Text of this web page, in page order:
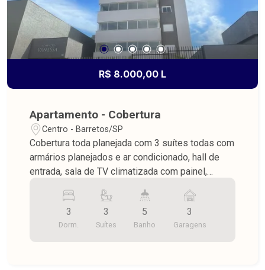
R$ 8.000,00 L
Apartamento - Cobertura
Centro - Barretos/SP
Cobertura toda planejada com 3 suítes todas com
armários planejados e ar condicionado, hall de
entrada, sala de TV climatizada com painel,
armários planejados, copa e cozinha climatizadas
e integradas com armários planejados, lavanderia
com planejados, w.c. para funcionário, despensa
3
Dorm.
3
Suítes
5
Banho
3
Garagens